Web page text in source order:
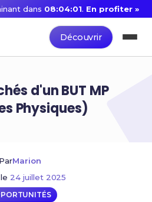
dans 08:04:01. En profiter »
Découvrir
d'un BUT MP
Physiques)
ParMarion
24 juillet 2025